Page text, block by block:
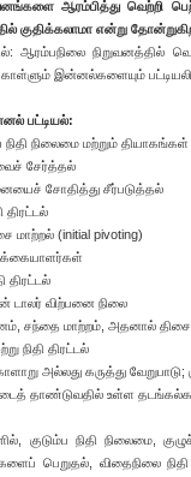
ஆரம்பித்து வெற்றி
குதிக்கலாமா என்று
ஆரம்பநிலை நிறுவனத்தில்
இன்னல்களையும்
பட்டியல்:
நிலைமை மற்றும் தியாகங்கள்
சேர்த்தல்
சோதித்து சீர்படுத்தல்
திரட்டல்
மாற்றல் (initial pivoting)
திரட்டல்
டாலர் விற்பனை நிலை
சந்தை மாற்றம், அதனால் திசை
நிதி திரட்டல்
அல்லது கருத்து வேறுபாடு;
தாண்டுவதில் உள்ள
குடும்ப நிதி நிலைமை,
பெறுதல், விதைநிலை